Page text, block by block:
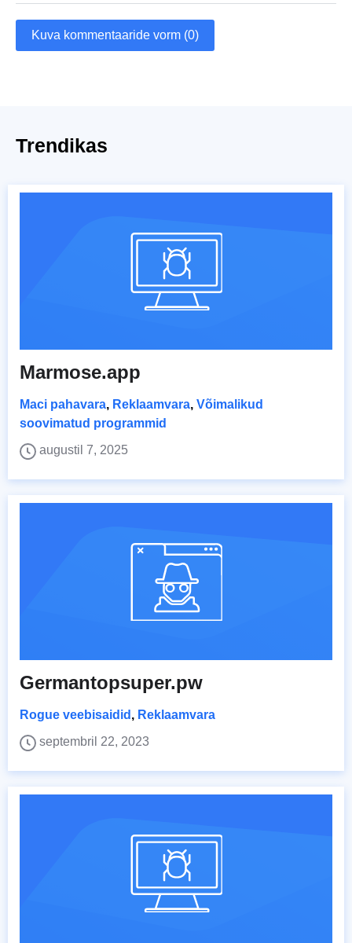
Kuva kommentaaride vorm (0)
Trendikas
Marmose.app
Maci pahavara, Reklaamvara, Võimalikud
soovimatud programmid
augustil 7, 2025
Germantopsuper.pw
Rogue veebisaidid , Reklaamvara
septembril 22, 2023